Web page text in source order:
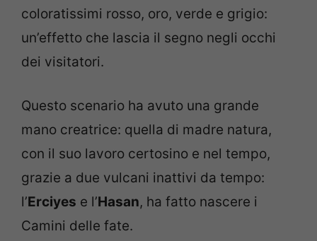
coloratissimi rosso, oro, verde e grigio:
un’effetto che lascia il segno negli occhi
dei visitatori.
Questo scenario ha avuto una grande
mano creatrice: quella di madre natura,
con il suo lavoro certosino e nel tempo,
grazie a due vulcani inattivi da tempo:
l’Erciyes e l’Hasan, ha fatto nascere i
Camini delle fate.